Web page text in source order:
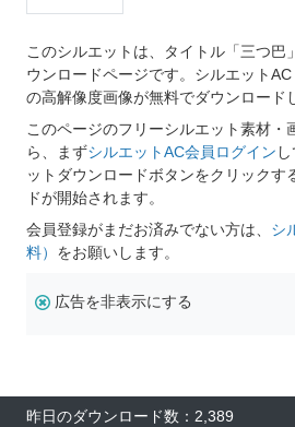
このシルエットは、タイトル「三つ巴
ウンロードページです。シルエット
の高解像度画像が無料でダウンロード
このページのフリーシルエット素材・
ら、まずシルエットAC会員ログイン
ットダウンロードボタンをクリックす
ドが開始されます。
会員登録がまだお済みでない方は、 シ
料） をお願いします。
広告を非表示にする
昨日のダウンロード数：2,389